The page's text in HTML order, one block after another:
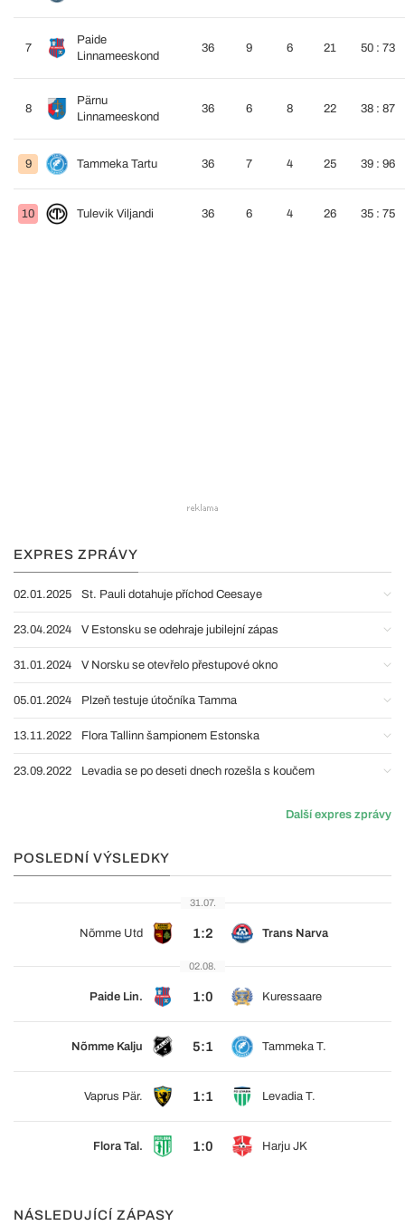
7
Paide
Linnameeskond
36 9 6 21 50 : 73
8
Pärnu
Linnameeskond
36 6 8 22 38 : 87
9 Tammeka Tartu 36 7 4 25 39 : 96
10 Tulevik Viljandi 36 6 4 26 35 : 75
EXPRES ZPRÁVY
02.01.2025 St. Pauli dotahuje příchod Ceesaye
23.04.2024 V Estonsku se odehraje jubilejní zápas
31.01.2024 V Norsku se otevřelo přestupové okno
05.01.2024 Plzeň testuje útočníka Tamma
13.11.2022 Flora Tallinn šampionem Estonska
23.09.2022 Levadia se po deseti dnech rozešla s koučem
Další expres zprávy
POSLEDNÍ VÝSLEDKY
31.07.
Nõmme Utd 1:2 Trans Narva
02.08.
Paide Lin. 1:0 Kuressaare
Nõmme Kalju 5:1 Tammeka T.
Vaprus Pär. 1:1 Levadia T.
Flora Tal. 1:0 Harju JK
NÁSLEDUJÍCÍ ZÁPASY